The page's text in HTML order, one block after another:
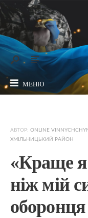
МЕНЮ
АВТОР: ONLINE
ХМІЛЬНИЦЬКИЙ РАЙОН
«Краще я
ніж мій